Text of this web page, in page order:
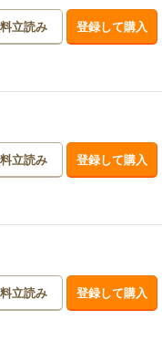
立読み 登録して購入
立読み 登録して購入
立読み 登録して購入